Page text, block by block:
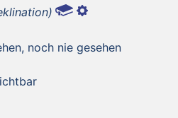
noch nie gesehen